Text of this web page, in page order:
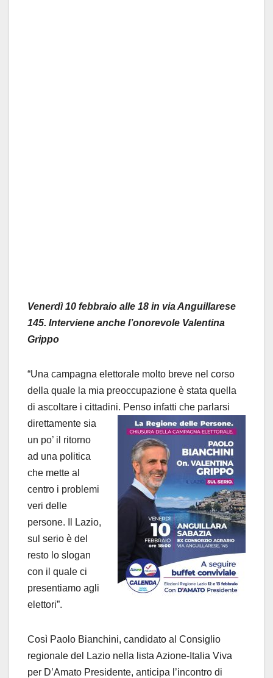
Venerdì 10 febbraio alle 18 in via Anguillarese
145. Interviene anche l’onorevole Valentina
Grippo
“Una campagna elettorale molto breve nel corso
della quale la mia preoccupazione è stata quella
di ascoltare i cittadini. Penso infatti che parlarsi
direttamente sia
un po’ il ritorno
ad una politica
che mette al
centro i problemi
veri delle
persone. Il Lazio,
sul serio è del
resto lo slogan
con il quale ci
presentiamo agli
elettori”.
Così Paolo Bianchini, candidato al Consiglio
regionale del Lazio nella lista Azione-Italia Viva
per D’Amato Presidente, anticipa l’incontro di